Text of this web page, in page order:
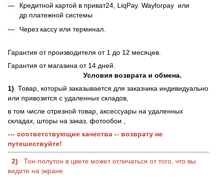
Кредитной картой в приват24, LiqPay. Wayforpay или
др.платежной системы
Через кассу или терминал.
Гарантия от производителя от 1 до 12 месяцев.
Гарантия от магазина от 14 дней.
Условия возврата и обмена.
1) Товар, который заказывается для заказчика индивидуально
или привозится с удаленных складов,
в том числе отрезной товар, аксессуары на удаленных
складах, шторы на заказ, фотообои ,
--- соответствующие качества -- возврату не
путешествуйте!
2)
Тон-полутон в цвете может отличаться от того, что вы
видите на экране.